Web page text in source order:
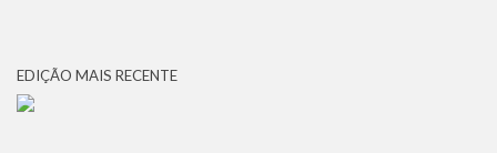
EDIÇÃO MAIS RECENTE